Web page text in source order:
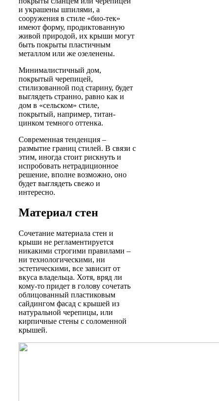
и украшены шпилями, а
сооружения в стиле «био-тек»
имеют форму, продиктованную
живой природой, их крыши могут
быть покрыты пластичным
металлом или же озеленены.
Минималистичный дом,
покрытый черепицей,
стилизованной под старину, будет
выглядеть странно, равно как и
дом в «сельском» стиле,
покрытый, например, титан-
цинком темного оттенка.
Современная тенденция –
размытие границ стилей. В связи с
этим, иногда стоит рискнуть и
испробовать нетрадиционное
решение, вполне возможно, оно
будет выглядеть свежо и
интересно.
Материал стен
Сочетание материала стен и
крыши не регламентируется
никакими строгими правилами –
ни технологическими, ни
эстетическими, все зависит от
вкуса владельца. Хотя, вряд ли
кому-то придет в голову сочетать
облицованный пластиковым
сайдингом фасад с крышей из
натуральной черепицы, или
кирпичные стены с соломенной
крышей.